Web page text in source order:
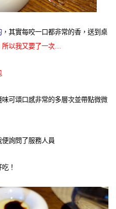
，其實每咬一口都非常的香，送到桌
以我又要了一次…
可頌口感非常的多層次並帶點微微
詢問了服務人員
！